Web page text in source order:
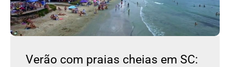
Verão com praias cheias em SC: